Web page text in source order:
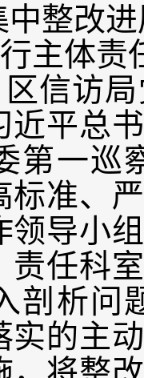
整改
主体责
信访
近平总
第一巡
标准、
领导小
责任科
剖析问
实的主